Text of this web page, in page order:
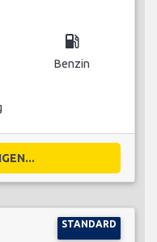
local_gas_station
Benzin
STANDARD